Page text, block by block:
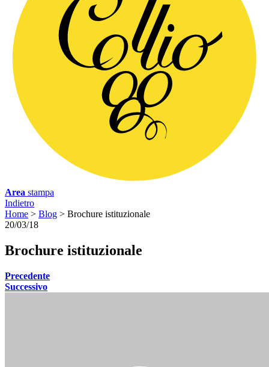
Area stampa
Indietro
Home > Blog > Brochure istituzionale
20/03/18
Brochure istituzionale
Precedente
Successivo